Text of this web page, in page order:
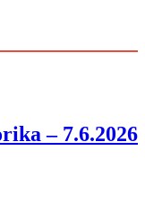
– 7.6.2026